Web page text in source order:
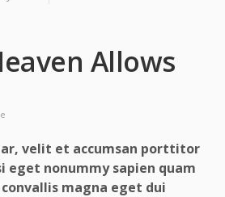
Allows
velit et accumsan porttitor
eget nonummy sapien quam
magna eget dui